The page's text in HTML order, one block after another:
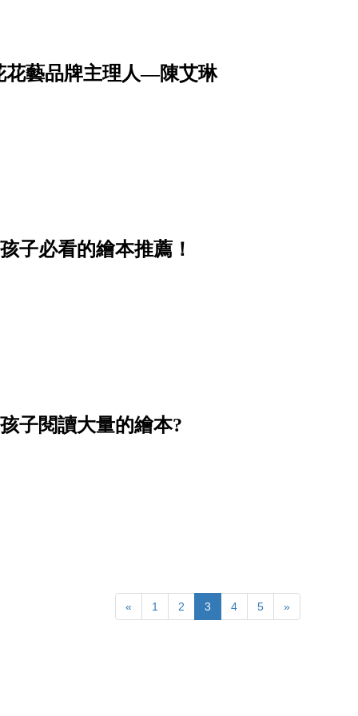
花藝品牌主理人—陳艾琳
子必看的繪本推薦！
子閱讀大量的繪本?
« 1 2 3 4 5 »